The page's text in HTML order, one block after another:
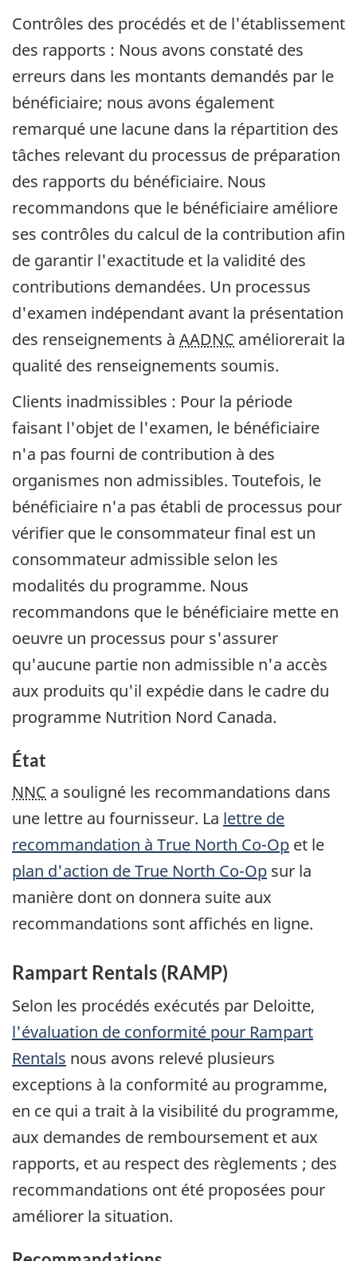
Contrôles des procédés et de l'établissement
des rapports : Nous avons constaté des
erreurs dans les montants demandés par le
bénéficiaire; nous avons également
remarqué une lacune dans la répartition des
tâches relevant du processus de préparation
des rapports du bénéficiaire. Nous
recommandons que le bénéficiaire améliore
ses contrôles du calcul de la contribution afin
de garantir l'exactitude et la validité des
contributions demandées. Un processus
d'examen indépendant avant la présentation
des renseignements à AADNC améliorerait la
qualité des renseignements soumis.
Clients inadmissibles : Pour la période
faisant l'objet de l'examen, le bénéficiaire
n'a pas fourni de contribution à des
organismes non admissibles. Toutefois, le
bénéficiaire n'a pas établi de processus pour
vérifier que le consommateur final est un
consommateur admissible selon les
modalités du programme. Nous
recommandons que le bénéficiaire mette en
oeuvre un processus pour s'assurer
qu'aucune partie non admissible n'a accès
aux produits qu'il expédie dans le cadre du
programme Nutrition Nord Canada.
État
NNC a souligné les recommandations dans
une lettre au fournisseur. La lettre de
recommandation à True North Co-Op et le
plan d'action deTrue North Co-Op sur la
manière dont on donnera suite aux
recommandations sont affichés en ligne.
Rampart Rentals (RAMP)
Selon les procédés exécutés par Deloitte,
l'évaluation de conformité pour Rampart
Rentals nous avons relevé plusieurs
exceptions à la conformité au programme,
en ce qui a trait à la visibilité du programme,
aux demandes de remboursement et aux
rapports, et au respect des règlements ; des
recommandations ont été proposées pour
améliorer la situation.